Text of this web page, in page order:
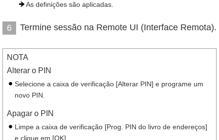
As definições são aplicadas.
6 Termine sessão na Remote UI (Interface Remota).
NOTA
Alterar o PIN
Selecione a caixa de verificação [Alterar PIN] e programe um
novo PIN.
Apagar o PIN
Limpe a caixa de verificação [Prog. PIN do livro de endereços]
e clique em [OK].